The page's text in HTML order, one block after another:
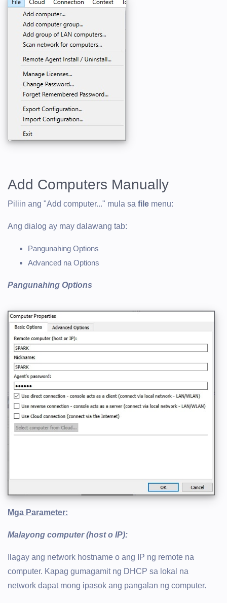
Add Computers Manually
Piliin ang "Add computer..." mula sa file menu:
Ang dialog ay may dalawang tab:
Pangunahing Options
Advanced na Options
Pangunahing Options
Mga Parameter:
Malayong computer (host o IP):
Ilagay ang network hostname o ang IP ng remote na
computer. Kapag gumagamit ng DHCP sa lokal na
network dapat mong ipasok ang pangalan ng computer.